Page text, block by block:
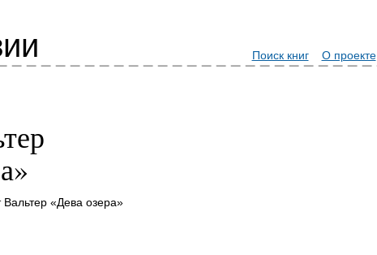
Поиск книг О проекте
Вальтер «Дева озера»